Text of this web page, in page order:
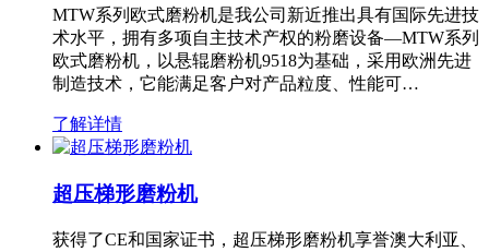
MTW系列欧式磨粉机是我公司新近推出具有国际先进技
术水平，拥有多项自主技术产权的粉磨设备—MTW系列
欧式磨粉机，以悬辊磨粉机9518为基础，采用欧洲先进
制造技术，它能满足客户对产品粒度、性能可…
了解详情
超压梯形磨粉机
获得了CE和国家证书，超压梯形磨粉机享誉澳大利亚、